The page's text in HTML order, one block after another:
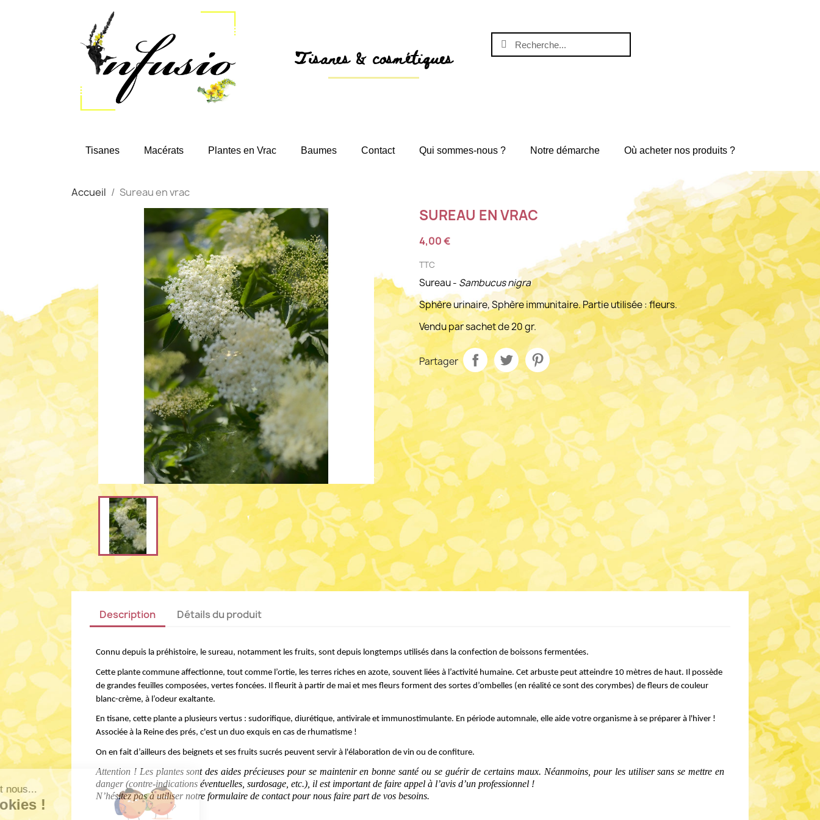
Tisanes & cosmétiques
Tisanes Macérats Plantes en Vrac Baumes Contact Qui sommes-nous ? Notre démarche Où acheter nos produits ?
Accueil Sureau en vrac
SUREAU EN VRAC
4,00 €
TTC
Sureau - Sambucus nigra
Sphère urinaire, Sphère immunitaire. Partie utilisée : fleurs.
Vendu par sachet de 20 gr.
Partager
Description Détails du produit
Connu depuis la préhistoire, le sureau, notamment les fruits, sont depuis longtemps utilisés dans la confection de boissons fermentées.
Cette plante commune affectionne, tout comme l’ortie, les terres riches en azote, souvent liées à l’activité humaine. Cet arbuste peut atteindre 10 mètres de haut. Il possède
de grandes feuilles composées, vertes foncées. Il fleurit à partir de mai et mes fleurs forment des sortes d’ombelles (en réalité ce sont des corymbes) de fleurs de couleur
blanc-crème, à l’odeur exaltante.
En tisane, cette plante a plusieurs vertus : sudorifique, diurétique, antivirale et immunostimulante. En période automnale, elle aide votre organisme à se préparer à l'hiver !
Associée à la Reine des prés, c'est un duo exquis en cas de rhumatisme !
On en fait d’ailleurs des beignets et ses fruits sucrés peuvent servir à l'élaboration de vin ou de confiture.
Attention ! Les plantes sont des aides précieuses pour se maintenir en bonne santé ou se guérir de certains maux. Néanmoins, pour les utiliser sans se mettre en
danger (contre-indications éventuelles, surdosage, etc.), il est important de faire appel à l’avis d’un professionnel !
N’hésitez pas à utiliser notre formulaire de contact pour nous faire part de vos besoins.